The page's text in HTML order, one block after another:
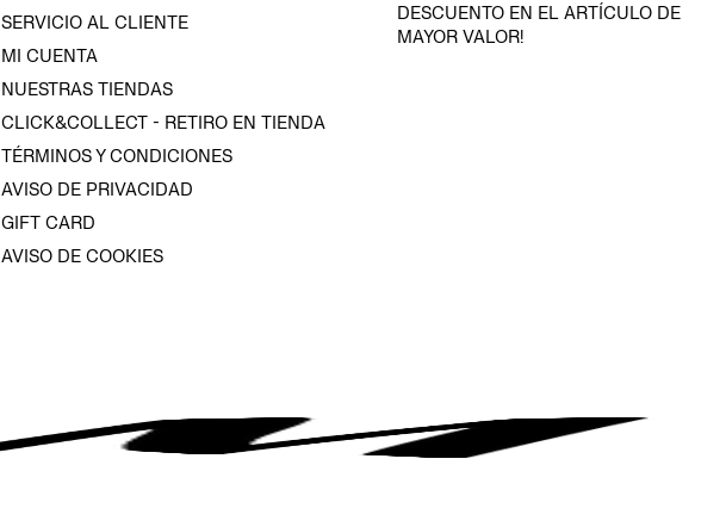
SERVICIO AL CLIENTE
MI CUENTA
NUESTRAS TIENDAS
CLICK&COLLECT - RETIRO EN TIENDA
TÉRMINOS Y CONDICIONES
AVISO DE PRIVACIDAD
GIFT CARD
AVISO DE COOKIES
DESCUENTO EN EL ARTÍCULO DE
MAYOR VALOR!